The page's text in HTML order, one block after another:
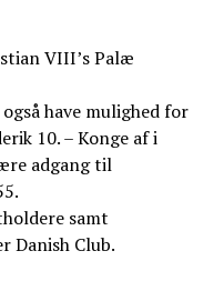
VIII’s Palæ
have mulighed for
10. – Konge af i
adgang til
samt
Danish Club.